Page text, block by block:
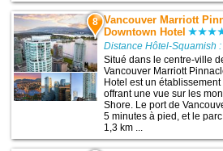
8 Vancouver Marriott
Downtown Hotel
Distance Hôtel-Squamish
Situé dans le centre-ville
Vancouver Marriott
Hotel est un
offrant une vue sur les
Shore. Le port de
5 minutes à pied, et le
1,3 km ...